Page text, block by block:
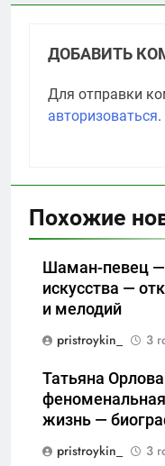
ДОБАВИТЬ
Для отправки
авторизоваться.
Похожие
Шаман-певец —
искусства —
и мелодий
pristroykin_
3
Татьяна
жизнь —
pristroykin_
3